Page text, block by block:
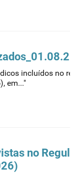
incluídos no
em..."
no